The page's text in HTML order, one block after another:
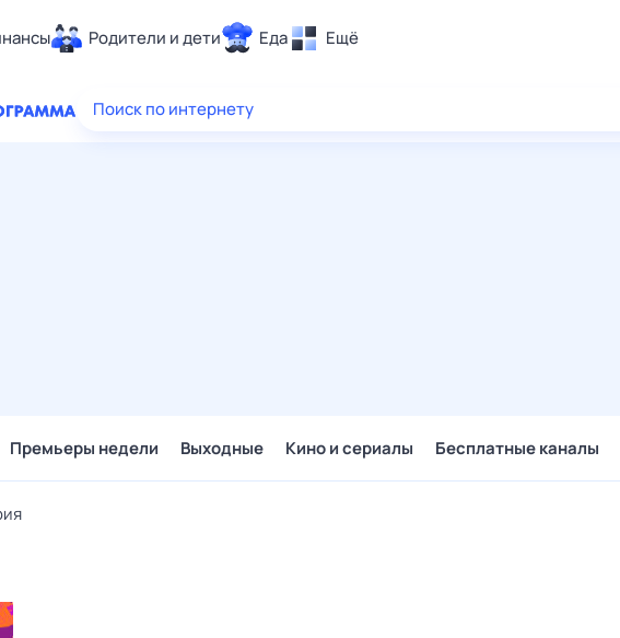
Родители и дети Еда Ещё
Здоровье
Поиск по интернету
Премьеры недели Выходные Кино и сериалы Бесплатные каналы